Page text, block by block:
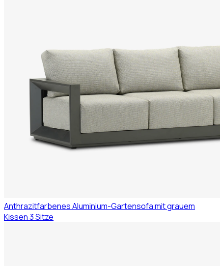
Anthrazitfarbenes Aluminium-Gartensofa mit grauem
Kissen 3 Sitze